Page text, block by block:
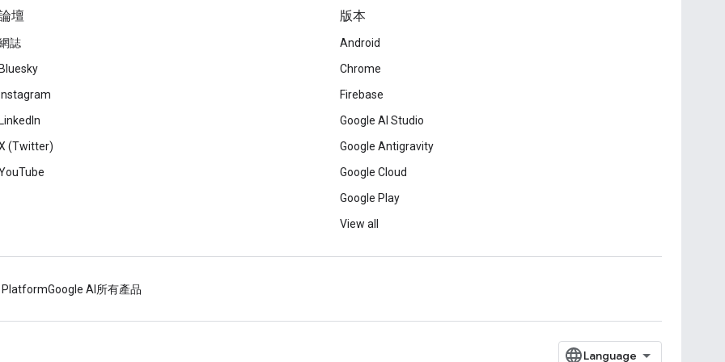
壇
誌
Bluesky
Instagram
LinkedIn
(Twitter)
版本
Android
Chrome
Firebase
Google AI Studio
Google Antigravity
Google Cloud
Google Play
View all
PlatformGoogle AI 所有產品